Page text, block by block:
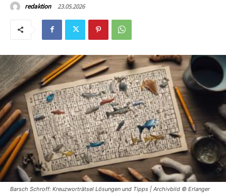
redaktion 23.05.2026
Barsch Schroff: Kreuzworträtsel Lösungen und Tipps | Archivbild © Erlanger